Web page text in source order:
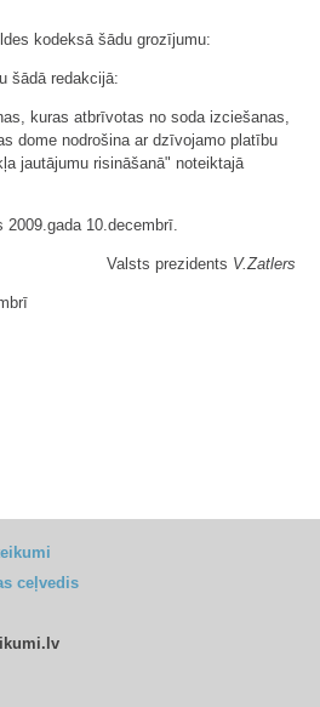
kodeksā šādu grozījumu:
šādā redakcijā:
kuras atbrīvotas no soda izciešanas,
dome nodrošina ar dzīvojamo platību
jautājumu risināšanā" noteiktajā
2009.gada 10.decembrī.
Valsts prezidents V.Zatlers
ceļvedis